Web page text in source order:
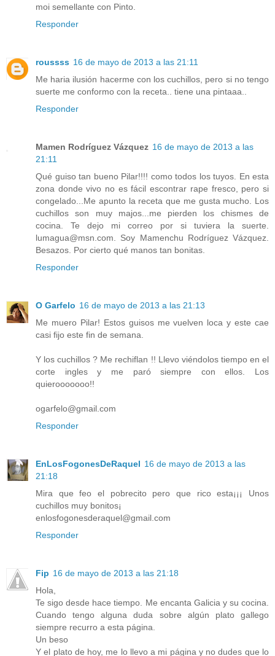
moi semellante con Pinto.
Responder
roussss 16 de mayo de 2013 a las 21:11
Me haria ilusión hacerme con los cuchillos, pero si no tengo
suerte me conformo con la receta.. tiene una pintaaa..
Responder
Mamen Rodríguez Vázquez 16 de mayo de 2013 a las
21:11
Qué guiso tan bueno Pilar!!!! como todos los tuyos. En esta
zona donde vivo no es fácil escontrar rape fresco, pero si
congelado...Me apunto la receta que me gusta mucho. Los
cuchillos son muy majos...me pierden los chismes de
cocina. Te dejo mi correo por si tuviera la suerte.
lumagua@msn.com. Soy Mamenchu Rodríguez Vázquez.
Besazos. Por cierto qué manos tan bonitas.
Responder
O Garfelo 16 de mayo de 2013 a las 21:13
Me muero Pilar! Estos guisos me vuelven loca y este cae
casi fijo este fin de semana.
Y los cuchillos ? Me rechiflan !! Llevo viéndolos tiempo en el
corte ingles y me paró siempre con ellos. Los
quierooooooo!!
ogarfelo@gmail.com
Responder
EnLosFogonesDeRaquel 16 de mayo de 2013 a las
21:18
Mira que feo el pobrecito pero que rico esta¡¡¡ Unos
cuchillos muy bonitos¡
enlosfogonesderaquel@gmail.com
Responder
Fip 16 de mayo de 2013 a las 21:18
Hola,
Te sigo desde hace tiempo. Me encanta Galicia y su cocina.
Cuando tengo alguna duda sobre algún plato gallego
siempre recurro a esta página.
Un beso
Y el plato de hoy, me lo llevo a mi página y no dudes que lo